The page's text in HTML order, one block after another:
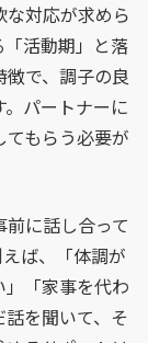
対応が求めら
活動期」と落
で、調子の良
パートナーに
もらう必要が
に話し合って
ば、「体調が
「家事を代わ
を聞いて、そ